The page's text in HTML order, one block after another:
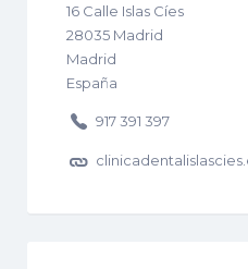
16 Calle Islas Cíes
28035 Madrid
Madrid
España
917 391 397